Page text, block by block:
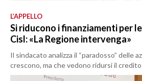
L’APPELLO
Si riducono i finanziamenti per
Cisl: «La Regione intervenga»
Il sindacato analizza il “paradosso” delle
crescono, ma che vedono ridursi il credito